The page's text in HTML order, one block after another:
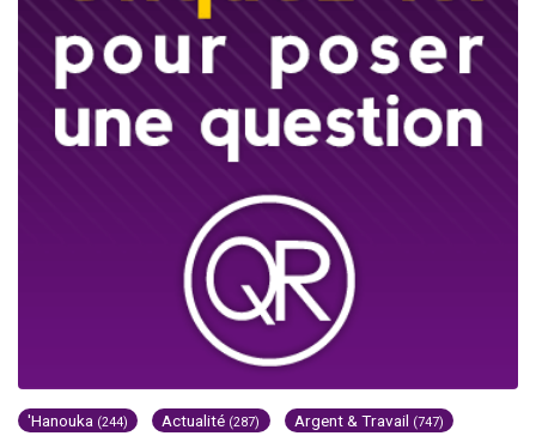
'Hanouka (244) Actualité (287) Argent & Travail (747)